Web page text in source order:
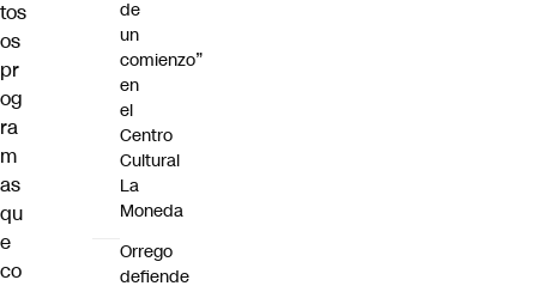
tos
os
pr
og
ra
m
as
qu
e
co
de
un
comienzo”
en
el
Centro
Cultural
La
Moneda
Orrego
defiende